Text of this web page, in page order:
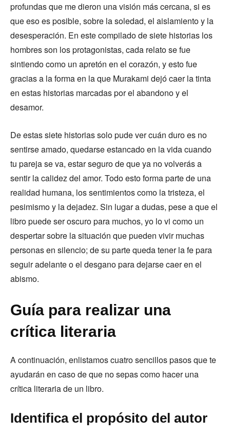
profundas que me dieron una visión más cercana, si es
que eso es posible, sobre la soledad, el aislamiento y la
desesperación. En este compilado de siete historias los
hombres son los protagonistas, cada relato se fue
sintiendo como un apretón en el corazón, y esto fue
gracias a la forma en la que Murakami dejó caer la tinta
en estas historias marcadas por el abandono y el
desamor.
De estas siete historias solo pude ver cuán duro es no
sentirse amado, quedarse estancado en la vida cuando
tu pareja se va, estar seguro de que ya no volverás a
sentir la calidez del amor. Todo esto forma parte de una
realidad humana, los sentimientos como la tristeza, el
pesimismo y la dejadez. Sin lugar a dudas, pese a que el
libro puede ser oscuro para muchos, yo lo vi como un
despertar sobre la situación que pueden vivir muchas
personas en silencio; de su parte queda tener la fe para
seguir adelante o el desgano para dejarse caer en el
abismo.
Guía para realizar una
crítica literaria
A continuación, enlistamos cuatro sencillos pasos que te
ayudarán en caso de que no sepas como hacer una
crítica literaria de un libro.
Identifica el propósito del autor